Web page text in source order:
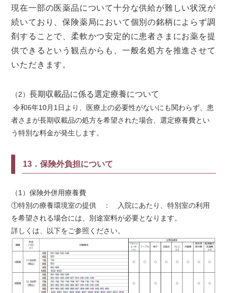
現在一部の医薬品について十分な供給が難しい状況が
続いており、保険薬局において個別の銘柄によらず調
剤することで、柔軟かつ安定的に患者さまにお薬を提
供できるという観点からも、一般名処方を推進させて
いただきます。
（2）長期収載品に係る選定療養について
令和6年10月1日より、医療上の必要性がないにも関わらず、患
者さまが長期収載品の処方を希望された場合、選定療養費とい
う特別な料金が発生します。
13．保険外負担について
（1）保険外併用療養費
①特別の療養環境室の提供 ： 入院にあたり、特別室の利用
を希望される場合には、別途室料が必要となります。
詳しくは、以下をご参照ください。